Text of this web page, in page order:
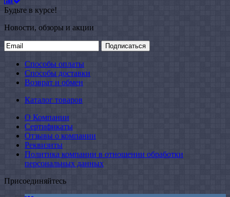
Будьте в курсе!
Новости, обзоры и акции
Подписаться
Способы оплаты
Способы доставки
Возврат и обмен
Каталог товаров
О Компании
Сертификаты
Отзывы о компании
Реквизиты
Политика компании в отношении обработки
персональных данных
Присоединяйтесь